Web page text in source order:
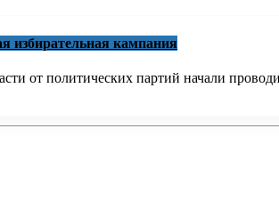
избирательная кампания
от политических партий начали